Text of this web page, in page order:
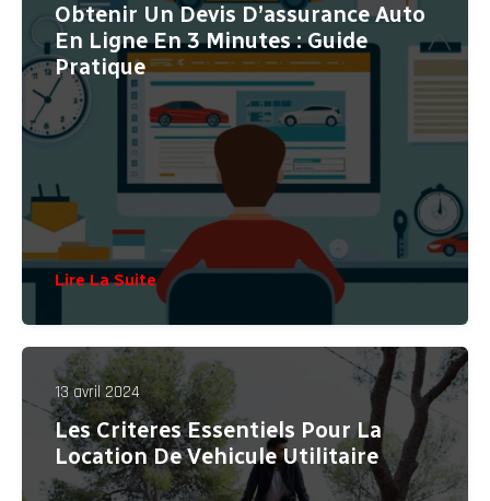
Obtenir Un Devis D’assurance Auto
En Ligne En 3 Minutes : Guide
Pratique
Lire La Suite
13 avril 2024
Les Criteres Essentiels Pour La
Location De Vehicule Utilitaire